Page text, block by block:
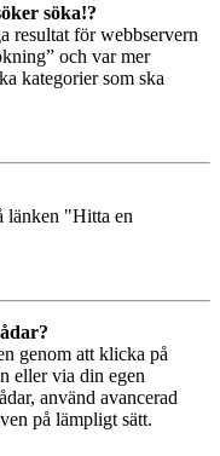
söka!?
resultat för webbservern
och var mer
kategorier som ska
länken "Hitta en
genom att klicka på
eller via din egen
använd avancerad
på lämpligt sätt.